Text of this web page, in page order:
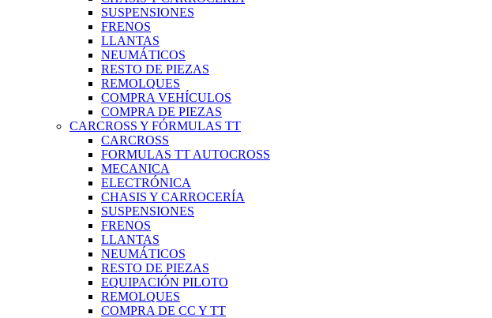
SUSPENSIONES
FRENOS
LLANTAS
NEUMÁTICOS
RESTO DE PIEZAS
REMOLQUES
COMPRA VEHÍCULOS
COMPRA DE PIEZAS
CARCROSS Y FÓRMULAS TT
CARCROSS
FORMULAS TT AUTOCROSS
MECANICA
ELECTRÓNICA
CHASIS Y CARROCERÍA
SUSPENSIONES
FRENOS
LLANTAS
NEUMÁTICOS
RESTO DE PIEZAS
EQUIPACIÓN PILOTO
REMOLQUES
COMPRA DE CC Y TT